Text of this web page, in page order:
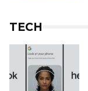
TECH